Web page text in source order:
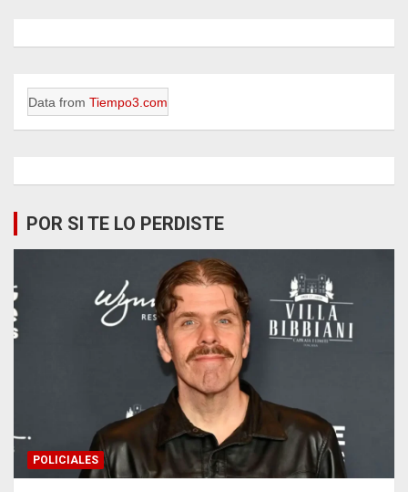
Data from Tiempo3.com
POR SI TE LO PERDISTE
POLICIALES